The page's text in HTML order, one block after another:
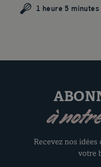
1 heure 5 minutes
à
Recevez nos
votre